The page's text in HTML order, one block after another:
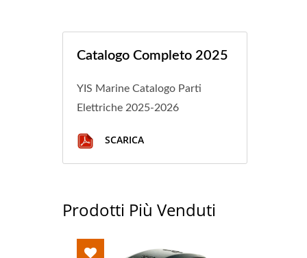
Catalogo Completo 2025
YIS Marine Catalogo Parti
Elettriche 2025-2026
SCARICA
Prodotti Più Venduti